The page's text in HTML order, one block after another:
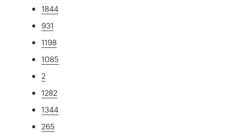
1844
931
1198
1085
2
1282
1344
265